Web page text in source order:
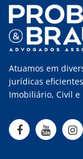
Atuamos em
jurídicas
Imobiliário, Civil e